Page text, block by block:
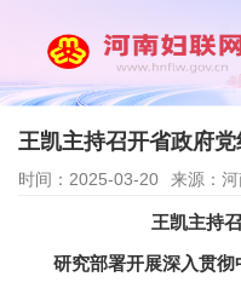
王凯主持召开省政府党
时间：2025-03-20 来源：
王凯主持
研究部署开展深入贯